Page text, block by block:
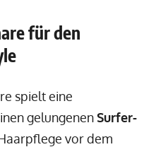
für den
spielt eine
gelungenen Surfer-
vor dem